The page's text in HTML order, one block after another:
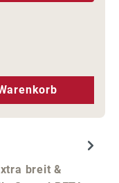
breit &